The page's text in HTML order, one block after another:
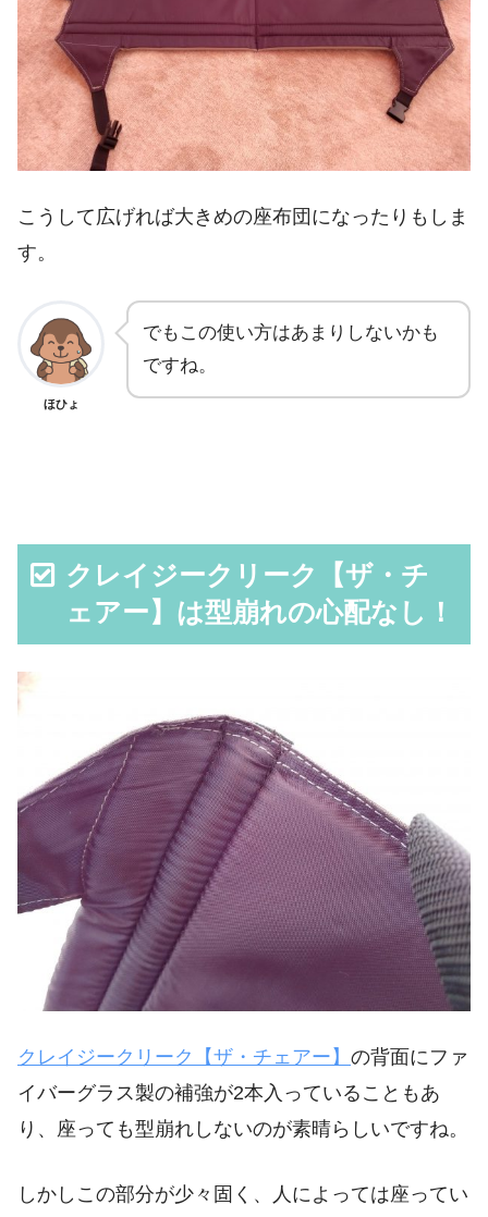
こうして広げれば大きめの座布団になったりもしま
す。
ほひょ
でもこの使い方はあまりしないかも
ですね。
クレイジークリーク【ザ・チ
ェアー】は型崩れの心配なし！
クレイジークリーク【ザ・チェアー】 の背面にファ
イバーグラス製の補強が2本入っていることもあ
り、座っても型崩れしないのが素晴らしいですね。
しかしこの部分が少々固く、人によっては座ってい